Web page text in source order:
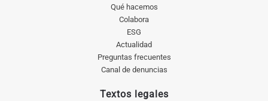
Qué hacemos
Colabora
ESG
Actualidad
Preguntas frecuentes
Canal de denuncias
Textos legales